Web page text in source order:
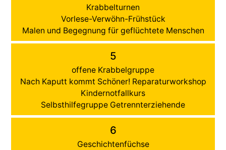
Krabbelturnen
Vorlese-Verwöhn-Frühstück
Malen und Begegnung für geflüchtete Menschen
5
offene Krabbelgruppe
Nach Kaputt kommt Schöner! Reparaturworkshop
Kindernotfallkurs
Selbsthilfegruppe Getrennterziehende
6
Geschichtenfüchse